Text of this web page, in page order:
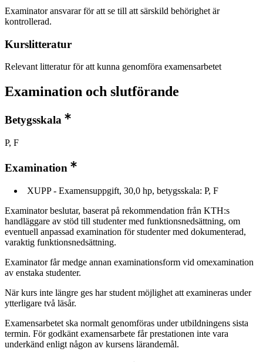
Examinator ansvarar för att se till att särskild behörighet är
kontrollerad.
Kurslitteratur
Relevant litteratur för att kunna genomföra examensarbetet
Examination och slutförande
Betygsskala
P, F
Examination
XUPP - Examensuppgift, 30,0 hp, betygsskala: P, F
Examinator beslutar, baserat på rekommendation från KTH:s
handläggare av stöd till studenter med funktionsnedsättning, om
eventuell anpassad examination för studenter med dokumenterad,
varaktig funktionsnedsättning.
Examinator får medge annan examinationsform vid omexamination
av enstaka studenter.
När kurs inte längre ges har student möjlighet att examineras under
ytterligare två läsår.
Examensarbetet ska normalt genomföras under utbildningens sista
termin. För godkänt examensarbete får prestationen inte vara
underkänd enligt någon av kursens lärandemål.